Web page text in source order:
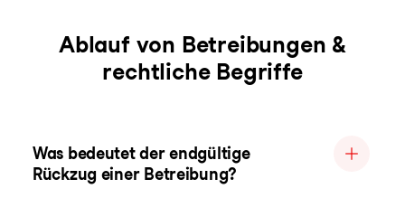
Ablauf von Betreibungen &
rechtliche Begriffe
Was bedeutet der endgültige
Rückzug einer Betreibung?